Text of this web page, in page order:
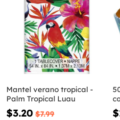
Mantel verano tropical -
Palm Tropical Luau
$3.20 $7.99